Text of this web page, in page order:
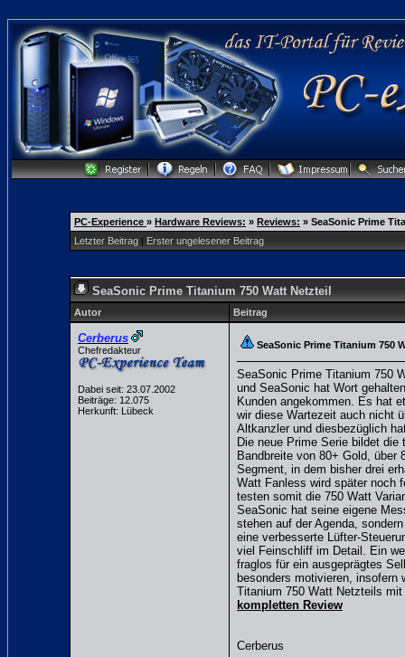
PC-Experience » Hardware Reviews: » Reviews: » SeaSonic Prime
Letzter Beitrag
Erster ungelesener Beitrag
SeaSonic Prime Titanium 750 Watt Netzteil
Autor Beitrag
Cerberus
Chefredakteur
Dabei seit: 23.07.2002
Beiträge: 12.075
Herkunft: Lübeck
SeaSonic Prime Titanium 750
SeaSonic Prime Titanium 750
und SeaSonic hat Wort
Kunden angekommen. Es hat
wir diese Wartezeit auch nicht
Altkanzler und diesbezüglich
Die neue Prime Serie bildet
Bandbreite von 80+ Gold,
Segment, in dem bisher drei
Watt Fanless wird später noch
testen somit die 750 Watt
SeaSonic hat seine eigene
stehen auf der Agenda,
eine verbesserte Lüfter-
viel Feinschliff im Detail. Ein
fraglos für ein ausgeprägtes
besonders motivieren,
Titanium 750 Watt Netzteils
kompletten Review
Cerberus